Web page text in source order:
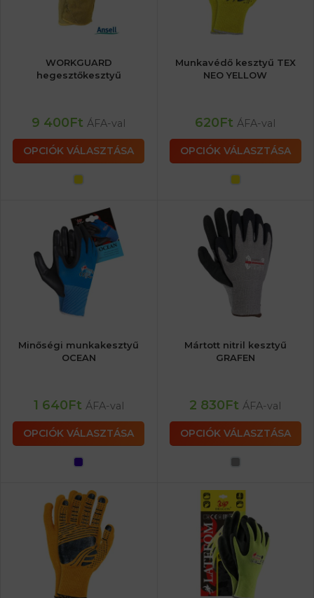
WORKGUARD
hegesztőkesztyű
9 400Ft ÁFA-val
OPCIÓK VÁLASZTÁSA
Munkavédő kesztyű TEX
NEO YELLOW
620Ft ÁFA-val
OPCIÓK VÁLASZTÁSA
Minőségi munkakesztyű
OCEAN
1 640Ft ÁFA-val
OPCIÓK VÁLASZTÁSA
Mártott nitril kesztyű
GRAFEN
2 830Ft ÁFA-val
OPCIÓK VÁLASZTÁSA